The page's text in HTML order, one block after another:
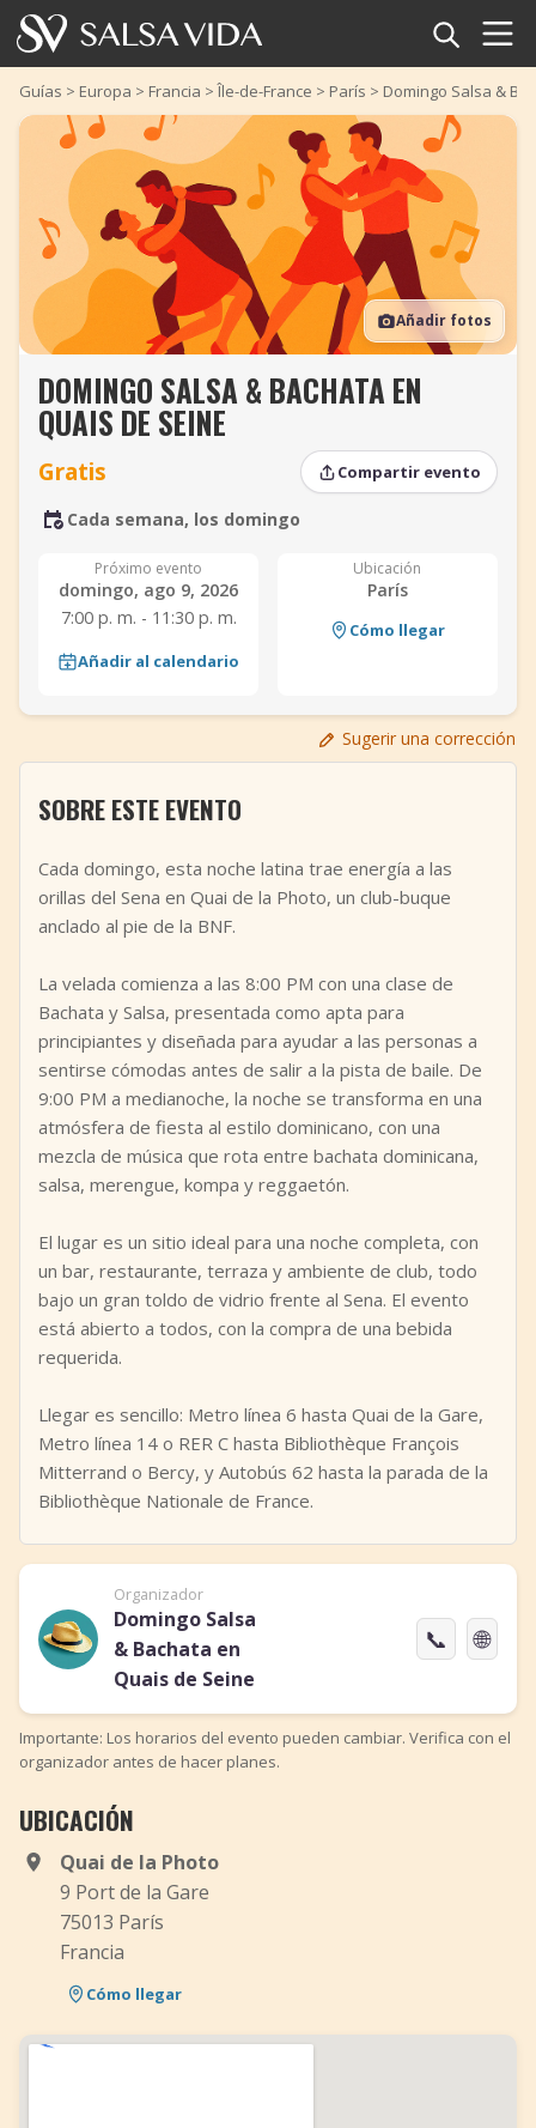
Inicio
Eventos
Noticias
Artículos
Videos
Glosario
Tienda
TuneTempo
Añadir evento
Guías > Europa > Francia >Île-de-France > París > Domingo Salsa &
Añadir fotos
DOMINGO SALSA & BACHATA EN
QUAIS DE SEINE
Gratis Compartir evento
Cada semana, los domingo
Próximo evento
domingo, ago 9, 2026
7:00 p. m. - 11:30 p. m.
Añadir al calendario
Ubicación
París
Cómo llegar
Sugerir una corrección
SOBRE ESTE EVENTO
Cada domingo, esta noche latina trae energía a las
orillas del Sena en Quai de la Photo, un club-buque
anclado al pie de la BNF.
La velada comienza a las 8:00 PM con una clase de
Bachata y Salsa, presentada como apta para
principiantes y diseñada para ayudar a las personas a
sentirse cómodas antes de salir a la pista de baile. De
9:00 PM a medianoche, la noche se transforma en una
atmósfera de fiesta al estilo dominicano, con una
mezcla de música que rota entre bachata dominicana,
salsa, merengue, kompa y reggaetón.
El lugar es un sitio ideal para una noche completa, con
un bar, restaurante, terraza y ambiente de club, todo
bajo un gran toldo de vidrio frente al Sena. El evento
está abierto a todos, con la compra de una bebida
requerida.
Llegar es sencillo: Metro línea 6 hasta Quai de la Gare,
Metro línea 14 o RER C hasta Bibliothèque François
Mitterrand o Bercy, y Autobús 62 hasta la parada de la
Bibliothèque Nationale de France.
Organizador
Domingo Salsa
& Bachata en
Quais de Seine
📞 🌐
Importante: Los horarios del evento pueden cambiar. Verifica con el
organizador antes de hacer planes.
UBICACIÓN
Quai de la Photo
9 Port de la Gare
75013 París
Francia
Cómo llegar